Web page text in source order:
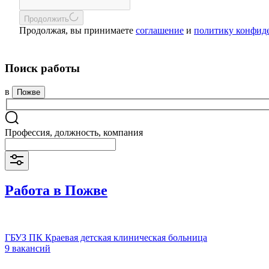
Продолжить
Продолжая, вы принимаете соглашение и политику
Поиск работы
в Пожве
Профессия, должность, компания
Работа в Пожве
ГБУЗ ПК Краевая детская клиническая больница
9 вакансий